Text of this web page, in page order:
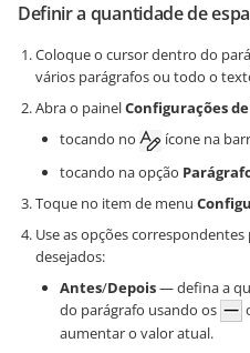
Definir a quantidade de
Coloque o cursor dentro do
vários parágrafos ou todo o
Abra o painelConfigurações
tocando no
ícone na
tocando na opção
Toque no item de menu
Use as opções
desejados:
Antes/Depois— defina a
do parágrafo usando os
aumentar o valor atual.